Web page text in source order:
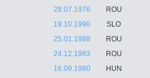
28.07.1976
ROU
19.10.1990
SLO
25.01.1988
ROU
24.12.1983
ROU
16.09.1980
HUN